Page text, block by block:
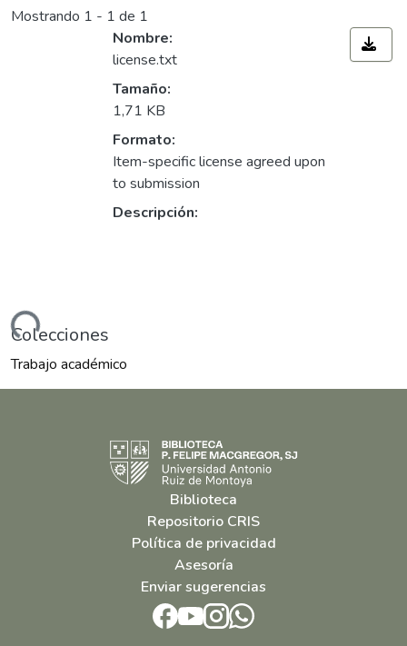
Mostrando 1 - 1 de 1
Nombre:
license.txt
Tamaño:
1,71 KB
Formato:
Item-specific license agreed upon
to submission
Descripción:
Colecciones
Trabajo académico
Biblioteca
Repositorio CRIS
Política de privacidad
Asesoría
Enviar sugerencias